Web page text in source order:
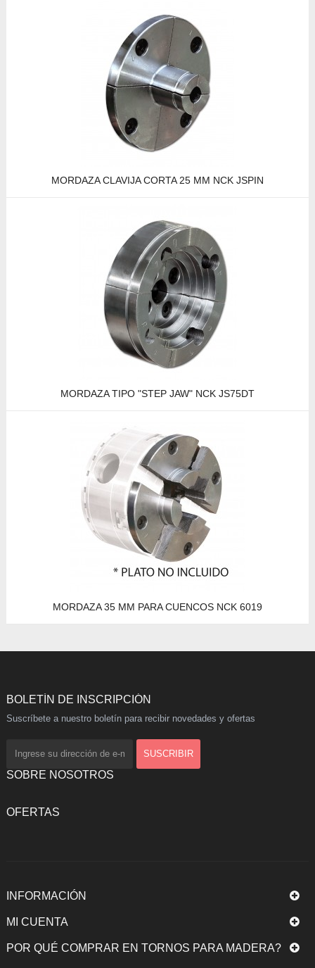
MORDAZA CLAVIJA CORTA 25 MM NCK JSPIN
MORDAZA TIPO "STEP JAW" NCK JS75DT
MORDAZA 35 MM PARA CUENCOS NCK 6019
BOLETÍN DE INSCRIPCIÓN
Suscríbete a nuestro boletín para recibir novedades y ofertas
SOBRE NOSOTROS
OFERTAS
INFORMACIÓN
MI CUENTA
POR QUÉ COMPRAR EN TORNOS PARA MADERA?